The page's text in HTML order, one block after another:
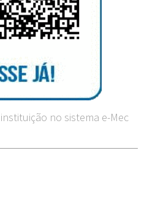
no sistema e-Mec